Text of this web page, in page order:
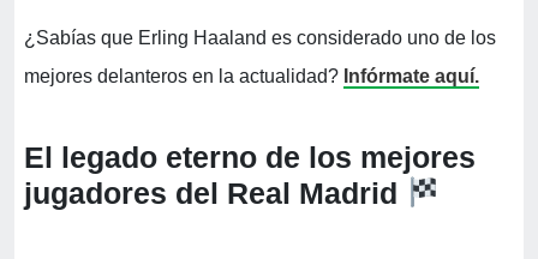
¿Sabías que Erling Haaland es considerado uno de los
mejores delanteros en la actualidad? Infórmate aquí.
El legado eterno de los mejores
jugadores del Real Madrid